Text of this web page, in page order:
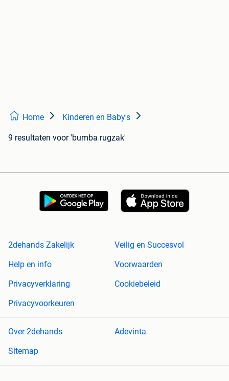
Home Kinderen en Baby's
9 resultaten voor 'bumba rugzak'
2dehands Zakelijk
Veilig en Succesvol
Help en info
Voorwaarden
Privacyverklaring
Cookiebeleid
Privacyvoorkeuren
Over 2dehands
Adevinta
Sitemap